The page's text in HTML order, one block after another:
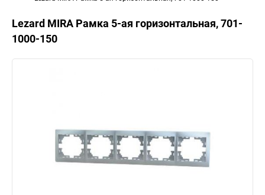
Lezard MIRA Рамка 5-ая горизонтальная, 701-
1000-150